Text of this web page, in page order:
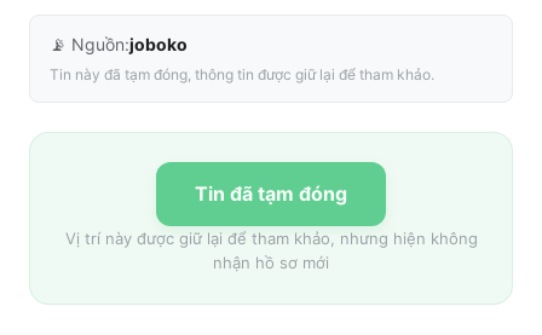
📡 Nguồn:joboko
Tin này đã tạm đóng, thông tin được giữ lại để tham khảo.
Tin đã tạm đóng
Vị trí này được giữ lại để tham khảo, nhưng hiện không
nhận hồ sơ mới